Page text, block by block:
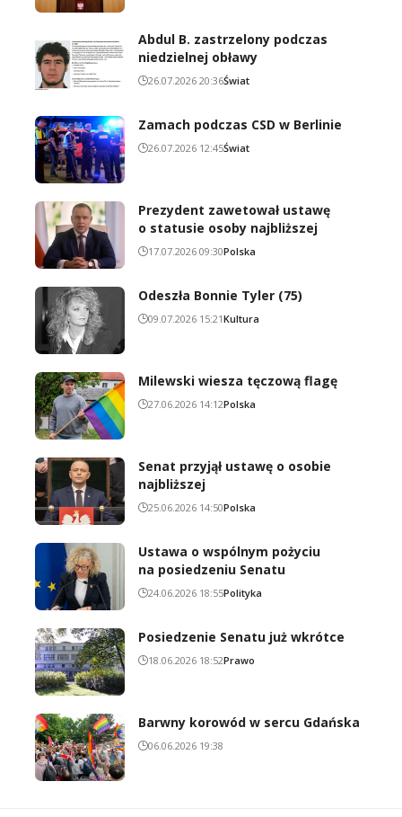
Abdul B. zastrzelony podczas
niedzielnej obławy
26.07.2026 20:36Świat
Zamach podczas CSD w Berlinie
26.07.2026 12:45Świat
Prezydent zawetował ustawę
o statusie osoby najbliższej
17.07.2026 09:30Polska
Odeszła Bonnie Tyler (75)
09.07.2026 15:21Kultura
Milewski wiesza tęczową flagę
27.06.2026 14:12Polska
Senat przyjął ustawę o osobie
najbliższej
25.06.2026 14:50Polska
Ustawa o wspólnym pożyciu
na posiedzeniu Senatu
24.06.2026 18:55Polityka
Posiedzenie Senatu już wkrótce
18.06.2026 18:52Prawo
Barwny korowód w sercu Gdańska
06.06.2026 19:38